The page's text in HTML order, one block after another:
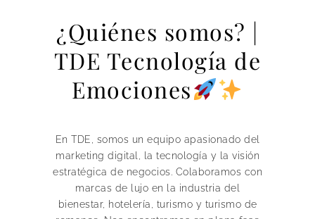
¿Quiénes somos? |
TDE Tecnología de
Emociones
En TDE, somos un equipo apasionado del
marketing digital, la tecnología y la visión
estratégica de negocios. Colaboramos con
marcas de lujo en la industria del
bienestar, hotelería, turismo y turismo de